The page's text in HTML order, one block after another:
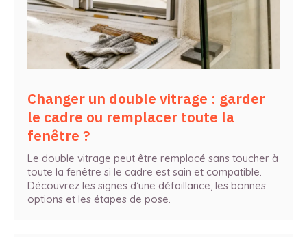
Changer un double vitrage : garder
le cadre ou remplacer toute la
fenêtre ?
Le double vitrage peut être remplacé sans toucher à
toute la fenêtre si le cadre est sain et compatible.
Découvrez les signes d’une défaillance, les bonnes
options et les étapes de pose.